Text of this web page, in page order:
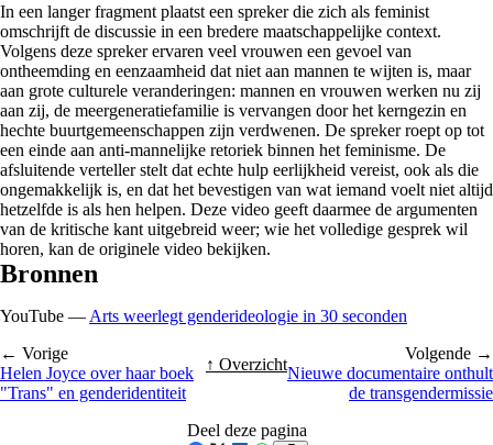
In een langer fragment plaatst een spreker die zich als feminist
omschrijft de discussie in een bredere maatschappelijke context.
Volgens deze spreker ervaren veel vrouwen een gevoel van
ontheemding en eenzaamheid dat niet aan mannen te wijten is, maar
aan grote culturele veranderingen: mannen en vrouwen werken nu zij
aan zij, de meergeneratiefamilie is vervangen door het kerngezin en
hechte buurtgemeenschappen zijn verdwenen. De spreker roept op tot
een einde aan anti-mannelijke retoriek binnen het feminisme. De
afsluitende verteller stelt dat echte hulp eerlijkheid vereist, ook als die
ongemakkelijk is, en dat het bevestigen van wat iemand voelt niet altijd
hetzelfde is als hen helpen. Deze video geeft daarmee de argumenten
van de kritische kant uitgebreid weer; wie het volledige gesprek wil
horen, kan de originele video bekijken.
Bronnen
YouTube — Arts weerlegt genderideologie in 30 seconden
← Vorige
Helen Joyce over haar boek
"Trans" en genderidentiteit
↑ Overzicht
Volgende →
Nieuwe documentaire onthult
de transgendermissie
Deel deze pagina